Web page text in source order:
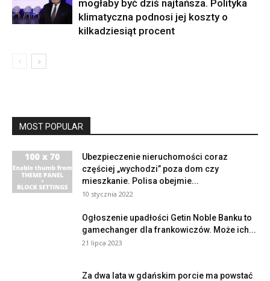
mogłaby być dziś najtańsza. Polityka
klimatyczna podnosi jej koszty o
kilkadziesiąt procent
MOST POPULAR
Ubezpieczenie nieruchomości coraz
częściej „wychodzi” poza dom czy
mieszkanie. Polisa obejmie...
10 stycznia 2022
Ogłoszenie upadłości Getin Noble Banku to
gamechanger dla frankowiczów. Może ich...
21 lipca 2023
Za dwa lata w gdańskim porcie ma powstać